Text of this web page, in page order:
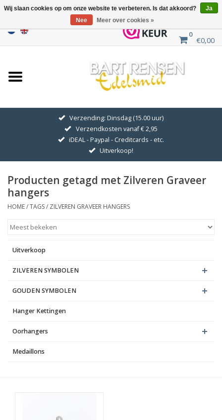
0
€0,00
Home
Uitverkoop
GOUDEN SYMBOLEN
Hanger Kettingen
Oorhangers
Verzending: Dinsdag (15.00 uur)
Verzendkosten vanaf € 2,95
iDEAL - Paypal - Creditcards - etc.
Uitverkoop!
Producten getagd met Zilveren Graveer
hangers
HOME/TAGS/ ZILVEREN GRAVEER HANGERS
Uitverkoop
ZILVEREN SYMBOLEN
GOUDEN SYMBOLEN
Hanger Kettingen
Oorhangers
Medaillons
Wij slaan cookies op om onze website te verbeteren. Is dat akkoord?
Ja
Nee
Meer over cookies »